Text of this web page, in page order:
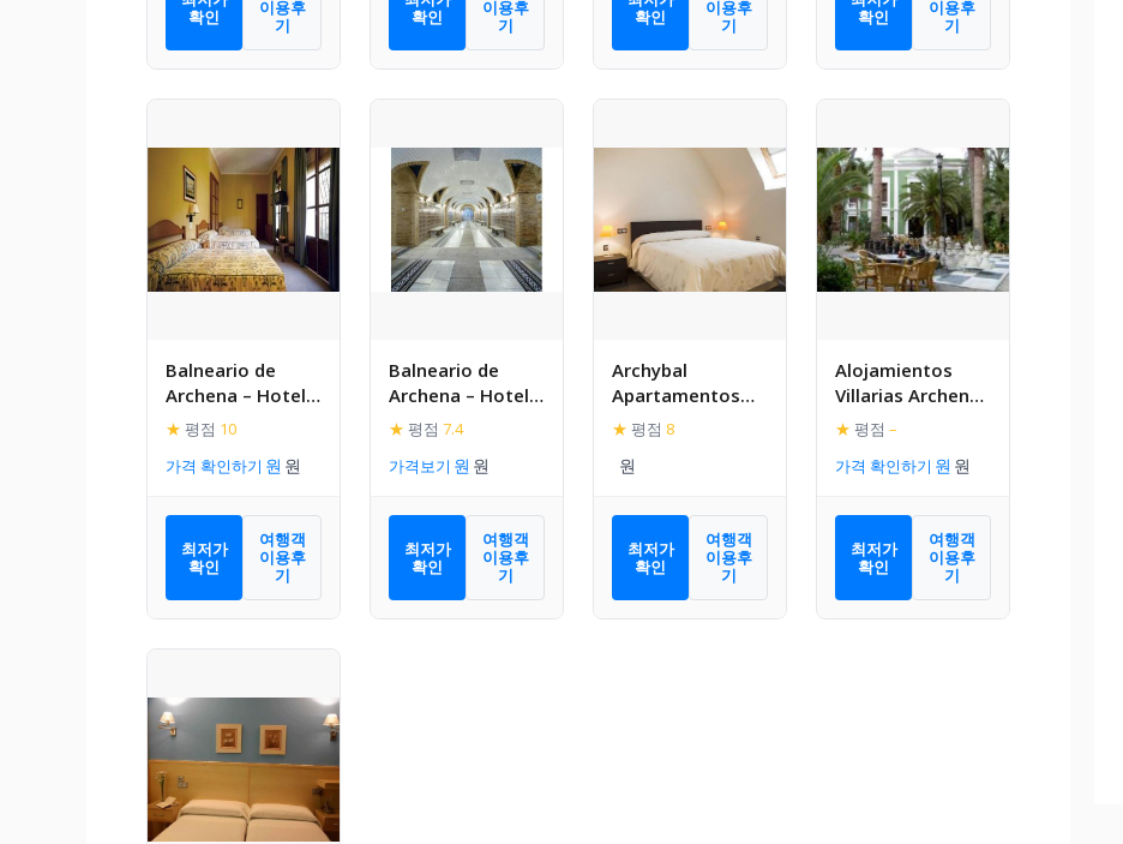
확인
이용후
기
확인
이용후
기
확인
이용후
기
확인
이용후
기
Balneario de
Archena – Hotel
Leon
★ 평점 10
가격 확인하기
최저가
확인
여행객
이용후
기
Balneario de
Archena – Hotel
Levante
★ 평점 7.4
가격보기
최저가
확인
여행객
이용후
기
Archybal
Apartamentos
Turisticos y
★ 평점 8
최저가
확인
여행객
이용후
기
Alojamientos
Villarias Archena
43
★ 평점 –
가격 확인하기
최저가
확인
여행객
이용후
기